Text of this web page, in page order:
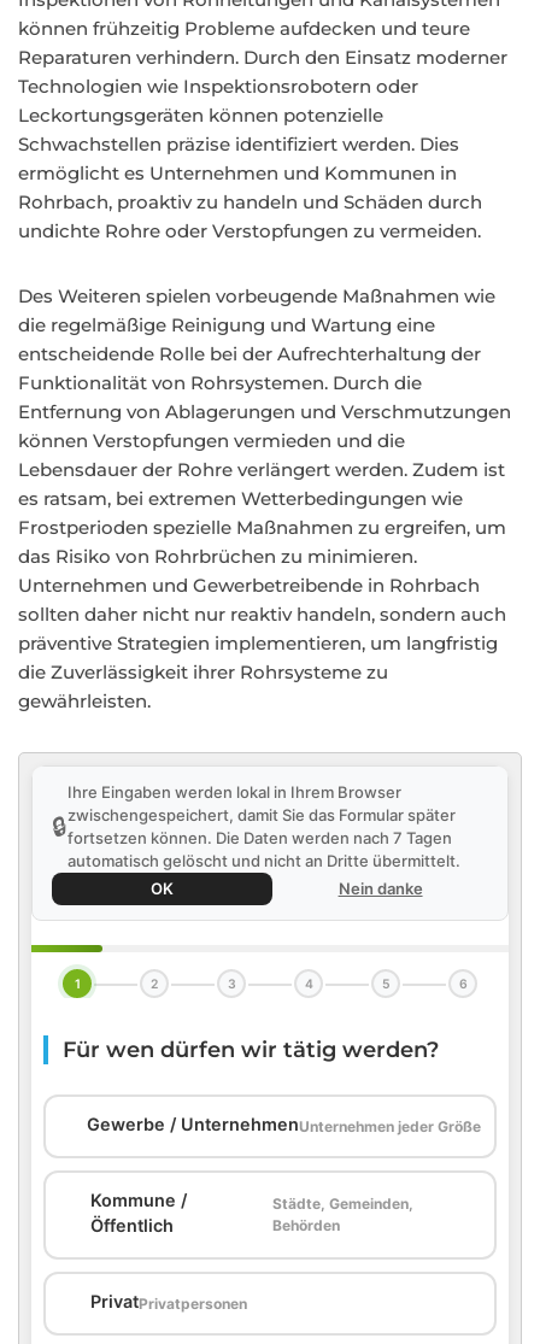
können frühzeitig Probleme aufdecken und teure
Reparaturen verhindern. Durch den Einsatz moderner
Technologien wie Inspektionsrobotern oder
Leckortungsgeräten können potenzielle
Schwachstellen präzise identifiziert werden. Dies
ermöglicht es Unternehmen und Kommunen in
Rohrbach, proaktiv zu handeln und Schäden durch
undichte Rohre oder Verstopfungen zu vermeiden.
Des Weiteren spielen vorbeugende Maßnahmen wie
die regelmäßige Reinigung und Wartung eine
entscheidende Rolle bei der Aufrechterhaltung der
Funktionalität von Rohrsystemen. Durch die
Entfernung von Ablagerungen und Verschmutzungen
können Verstopfungen vermieden und die
Lebensdauer der Rohre verlängert werden. Zudem ist
es ratsam, bei extremen Wetterbedingungen wie
Frostperioden spezielle Maßnahmen zu ergreifen, um
das Risiko von Rohrbrüchen zu minimieren.
Unternehmen und Gewerbetreibende in Rohrbach
sollten daher nicht nur reaktiv handeln, sondern auch
präventive Strategien implementieren, um langfristig
die Zuverlässigkeit ihrer Rohrsysteme zu
gewährleisten.
🔒
Ihre Eingaben werden lokal in Ihrem Browser
zwischengespeichert, damit Sie das Formular später
fortsetzen können. Die Daten werden nach 7 Tagen
automatisch gelöscht und nicht an Dritte übermittelt.
OK
Nein danke
1 2 3 4 5 6
Für wen dürfen wir tätig werden?
Gewerbe / UnternehmenUnternehmen jeder Größe
Kommune /
Öffentlich
Städte, Gemeinden,
Behörden
PrivatPrivatpersonen